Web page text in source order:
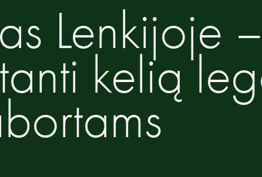
Lenkijoje
kelią